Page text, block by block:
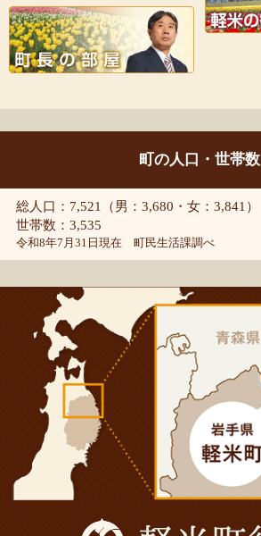
町の人口・世帯数
総人口：7,521（男：3,680・女：3,841）
世帯数：3,535
令和8年7月31日現在 町民生活課調べ